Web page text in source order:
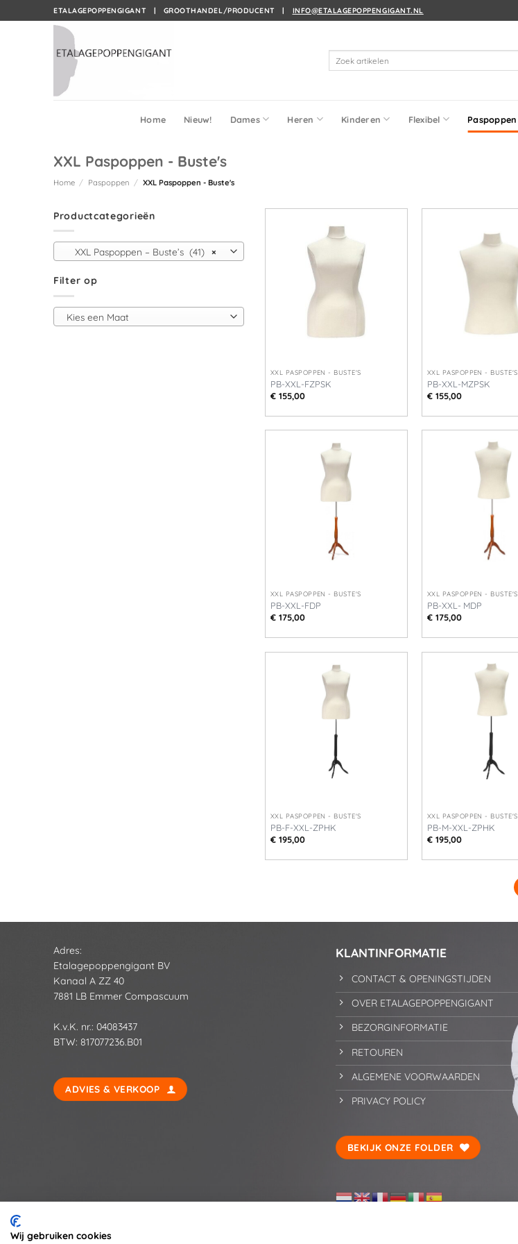
naar
ETALAGEPOPPENGIGANT | GROOTHANDEL/PRODUCENT | INFO@ETALAGEPOPPENGIGANT.NL
naar:
Home Nieuw! Dames Heren Kinderen Flexibel Paspoppen
XXL Paspoppen - Buste's
Home / Paspoppen / XXL Paspoppen - Buste's
Productcategorieën
×
XXL Paspoppen – Buste’s (41)
Filter op
Kies een Maat
XXL PASPOPPEN - BUSTE'S
PB-XXL-FZPSK
€155,00
XXL PASPOPPEN - BUSTE'S
PB-XXL-MZPSK
€155,00
XXL PASPOPPEN - BUSTE'S
PB-XXL-FDP
€175,00
XXL PASPOPPEN - BUSTE'S
PB-XXL- MDP
€175,00
XXL PASPOPPEN - BUSTE'S
PB-F-XXL-ZPHK
€195,00
XXL PASPOPPEN - BUSTE'S
PB-M-XXL-ZPHK
€195,00
Adres:
Etalagepoppengigant BV
Kanaal A ZZ 40
7881 LB Emmer Compascuum
K.v.K. nr.: 04083437
BTW: 817077236.B01
ADVIES & VERKOOP
KLANTINFORMATIE
CONTACT & OPENINGSTIJDEN
OVER ETALAGEPOPPENGIGANT
BEZORGINFORMATIE
RETOUREN
ALGEMENE VOORWAARDEN
PRIVACY POLICY
BEKIJK ONZE FOLDER
Wij gebruiken cookies